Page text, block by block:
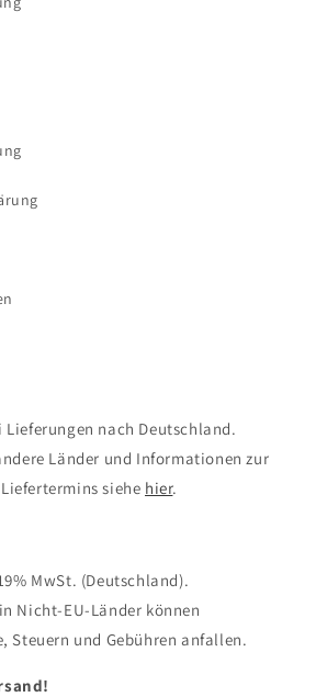
Lieferungen nach Deutschland.
Länder und Informationen zur
siehe hier.
MwSt. (Deutschland).
Nicht-EU-Länder können
Steuern und Gebühren anfallen.